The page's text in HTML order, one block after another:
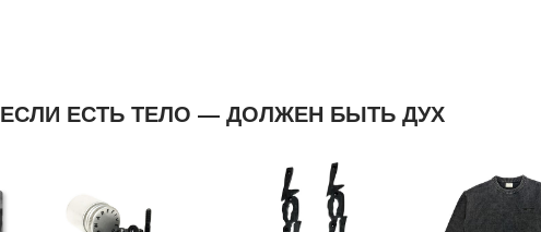
ЕСЛИ ЕСТЬ ТЕЛО — ДОЛЖЕН БЫТЬ ДУХ